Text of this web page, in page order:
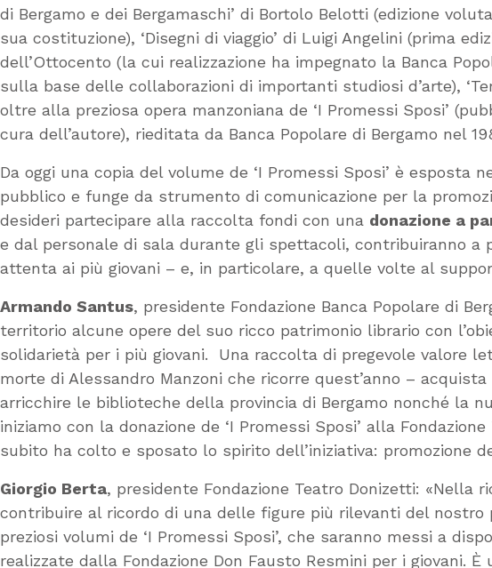
di Bergamo e dei Bergamaschi’ di Bortolo Belotti (edizione
sua costituzione), ‘Disegni di viaggio’ di Luigi Angelini (prima
dell’Ottocento (la cui realizzazione ha impegnato la Banca
sulla base delle collaborazioni di importanti studiosi d’arte),
oltre alla preziosa opera manzoniana de ‘I Promessi Sposi’
cura dell’autore), rieditata da Banca Popolare di Bergamo nel
Da oggi una copia del volume de ‘I Promessi Sposi’ è esposta
pubblico e funge da strumento di comunicazione per la
desideri partecipare alla raccolta fondi con una donazione a
e dal personale di sala durante gli spettacoli, contribuiranno a
attenta ai più giovani – e, in particolare, a quelle volte al
Armando Santus, presidente Fondazione Banca Popolare di
territorio alcune opere del suo ricco patrimonio librario con
solidarietà per i più giovani. Una raccolta di pregevole valore
morte di Alessandro Manzoni che ricorre quest’anno –
arricchire le biblioteche della provincia di Bergamo nonché la
iniziamo con la donazione de ‘I Promessi Sposi’ alla
subito ha colto e sposato lo spirito dell’iniziativa: promozione
Giorgio Berta, presidente Fondazione Teatro Donizetti: «Nella
contribuire al ricordo di una delle figure più rilevanti del nostro
preziosi volumi de ‘I Promessi Sposi’, che saranno messi a
realizzate dalla Fondazione Don Fausto Resmini per i giovani.